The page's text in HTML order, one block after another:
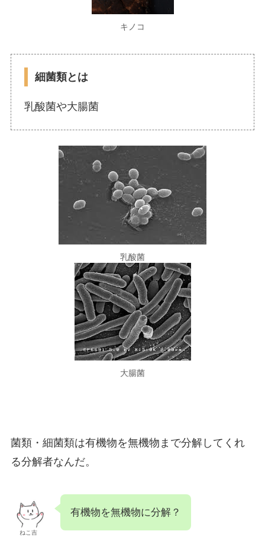
キノコ
細菌類とは
乳酸菌や大腸菌
乳酸菌
大腸菌
菌類・細菌類は有機物を無機物まで分解してくれ
る分解者なんだ。
ねこ吉
有機物を無機物に分解？